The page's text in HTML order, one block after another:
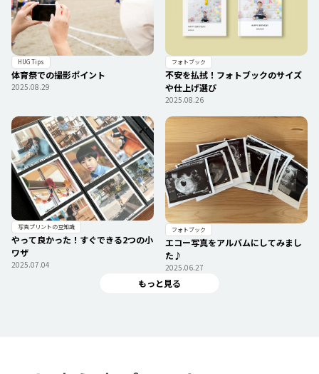
HUG Tips
体育祭での撮影ポイント
2025.08.29
フォトブック
不安を払拭！フォトブックのサイズ
や仕上げ選び
2025.08.26
写真プリントの豆知識
やって良かった！すぐできる2つの小
ワザ
2025.07.04
フォトブック
エコー写真をアルバムにしてみまし
た♪
2025.06.27
もっと見る